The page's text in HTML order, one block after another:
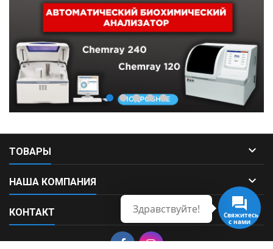
ТОВАРЫ 
НАША КОМПАНИЯ 
КОНТАКТ 
Свяжитесь
с нами
Здравствуйте!